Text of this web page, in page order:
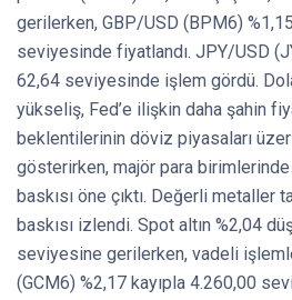
gerilerken, GBP/USD (BPM6)
seviyesinde fiyatlandı. JPY/USD
62,64 seviyesinde işlem gördü.
yükseliş, Fed’e ilişkin daha şahin
beklentilerinin döviz piyasaları
gösterirken, majör para birimlerinde
baskısı öne çıktı. Değerli metaller
baskısı izlendi. Spot altın %2,04
seviyesine gerilerken, vadeli
(GCM6) %2,17 kayıpla 4.260,00